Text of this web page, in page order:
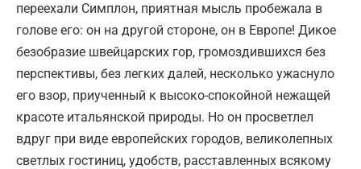
переехали Симплон, приятная мысль пробежала в
голове его: он на другой стороне, он в Европе! Дикое
безобразие швейцарских гор, громоздившихся без
перспективы, без легких далей, несколько ужаснуло
его взор, приученный к высоко-спокойной нежащей
красоте итальянской природы. Но он просветлел
вдруг при виде европейских городов, великолепных
светлых гостиниц, удобств, расставленных всякому